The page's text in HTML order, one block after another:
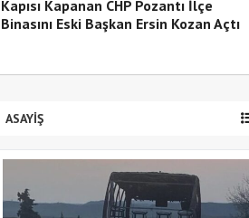
Kapısı Kapanan CHP Pozantı İlçe
Binasını Eski Başkan Ersin Kozan Açtı
ASAYİŞ